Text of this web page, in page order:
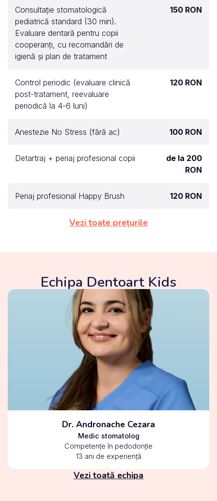
Consultație stomatologică
pediatrică standard (30 min).
Evaluare dentară pentru copii
cooperanți, cu recomandări de
igienă și plan de tratament
150 RON
Control periodic (evaluare clinică
post-tratament, reevaluare
periodică la 4-6 luni)
120 RON
Anestezie No Stress (fără ac) 100 RON
Detartraj + periaj profesional copii
de la 200
RON
Periaj profesional Happy Brush 120 RON
Vezi toate prețurile
Echipa Dentoart Kids
Dr. Andronache Cezara
Medic stomatolog
Competențe în pedodonție
13 ani de experiență
Vezi toată echipa